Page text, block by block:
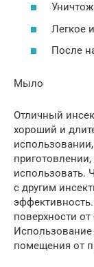
Легкое
После
Мыло
Отличный
хороший и
использовать.
с другим
поверхности
Использование
помещения от